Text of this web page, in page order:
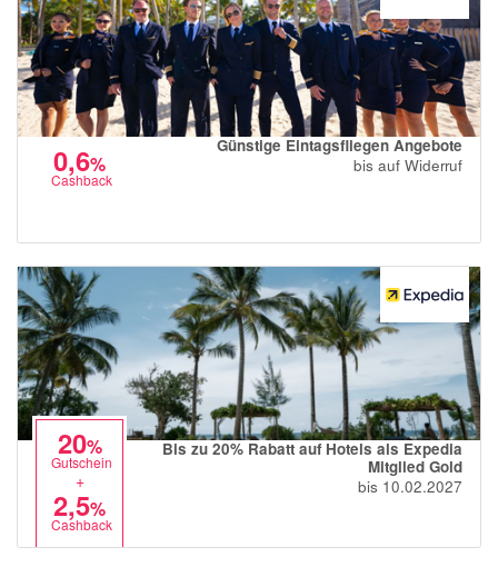
0,6%
Cashback
Günstige Eintagsfliegen Angebote
bis auf Widerruf
20%
Gutschein
+
2,5%
Cashback
Bis zu 20% Rabatt auf Hotels als Expedia
Mitglied Gold
bis 10.02.2027